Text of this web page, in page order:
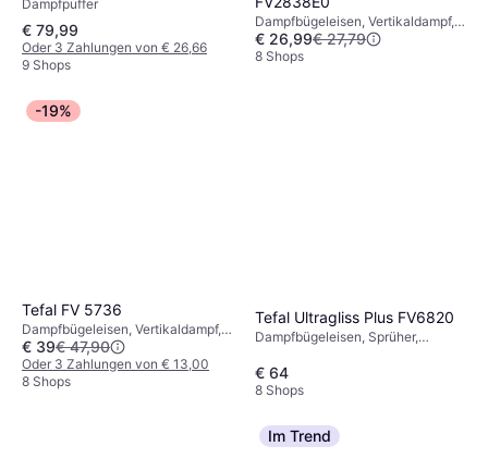
Dampfpuffer
€ 79,99
Oder 3 Zahlungen von € 26,66
9 Shops
Dampfbügeleisen, Vertikaldampf,
Dampfpuffer, Sprüher, 2400 W,
Dampfkapazität: 180g, 270 ml 13
€ 26,99€ 27,79
8 Shops
-19%
Tefal FV 5736
Dampfbügeleisen, Vertikaldampf,
Sprüher, Dampfpuffer,
Abschaltautomatik, 2500 W,
Dampfkapazität: 45g, 270 ml
€ 39€ 47,90
Oder 3 Zahlungen von € 13,00
8 Shops
Tefal Ultragliss Plus FV6820
Dampfbügeleisen, Sprüher,
Abschaltautomatik, 2800 W,
Dampfkapazität: 50g, 13.5 cm 16
€ 64
8 Shops
Im Trend